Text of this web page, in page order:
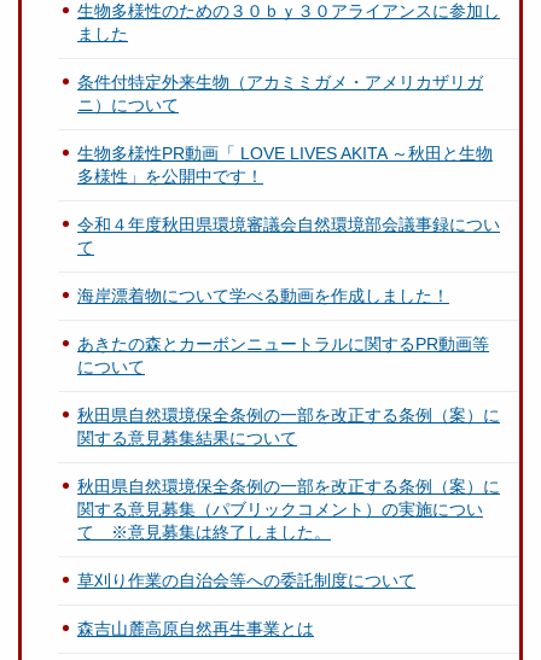
生物多様性のための３０ｂｙ３０アライアンスに参加し
ました
条件付特定外来生物（アカミミガメ・アメリカザリガ
ニ）について
生物多様性PR動画「 LOVE LIVES AKITA ～秋田と生物
多様性」を公開中です！
令和４年度秋田県環境審議会自然環境部会議事録につい
て
海岸漂着物について学べる動画を作成しました！
あきたの森とカーボンニュートラルに関するPR動画等
について
秋田県自然環境保全条例の一部を改正する条例（案）に
関する意見募集結果について
秋田県自然環境保全条例の一部を改正する条例（案）に
関する意見募集（パブリックコメント）の実施につい
て ※意見募集は終了しました。
草刈り作業の自治会等への委託制度について
森吉山麓高原自然再生事業とは